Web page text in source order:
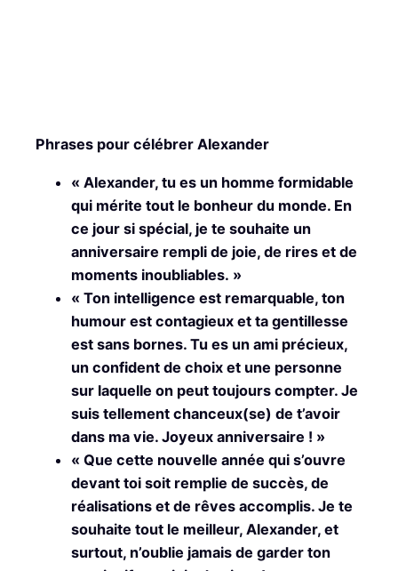
Phrases pour célébrer Alexander
« Alexander, tu es un homme formidable
qui mérite tout le bonheur du monde. En
ce jour si spécial, je te souhaite un
anniversaire rempli de joie, de rires et de
moments inoubliables. »
« Ton intelligence est remarquable, ton
humour est contagieux et ta gentillesse
est sans bornes. Tu es un ami précieux,
un confident de choix et une personne
sur laquelle on peut toujours compter. Je
suis tellement chanceux(se) de t’avoir
dans ma vie. Joyeux anniversaire ! »
« Que cette nouvelle année qui s’ouvre
devant toi soit remplie de succès, de
réalisations et de rêves accomplis. Je te
souhaite tout le meilleur, Alexander, et
surtout, n’oublie jamais de garder ton